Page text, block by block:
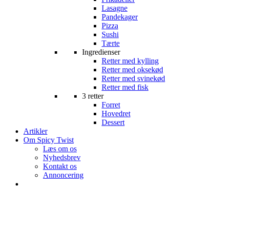
Lasagne
Pandekager
Pizza
Sushi
Tærte
Ingredienser
Retter med kylling
Retter med oksekød
Retter med svinekød
Retter med fisk
3 retter
Forret
Hovedret
Dessert
Artikler
Om Spicy Twist
Læs om os
Nyhedsbrev
Kontakt os
Annoncering